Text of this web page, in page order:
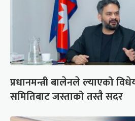
प्रधानमन्त्री बालेनले ल्याएको
समितिबाट जस्ताको तस्तै सदर